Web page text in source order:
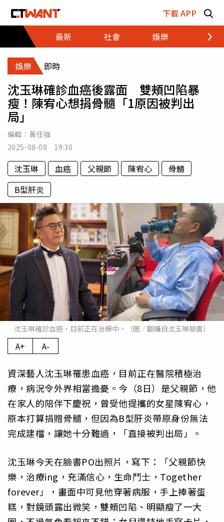
下載 APP
最新
社會 娛樂 財經
娛樂 即時
沈玉琳確診血癌後露面 雙頰凹陷暴
瘦！陳宥心想捐骨髓「1原因被判出
局」
編輯： 黃任強
2025-08-08 19:30
沈玉琳 血癌 父親節 陳宥心
骨髓
B型肝炎
沈玉琳確診血癌，目前正在治療中。（圖／翻攝自沈玉琳臉書）
A+ A-
資深藝人沈玉琳罹患血癌，目前正在醫院積極治
療，病況令外界相當擔憂。今（8日）是父親節，他
在家人的陪伴下慶祝，曾受他提攜的女星陳宥心，
原本打算捐贈骨髓，但因為B型肝炎帶原身份無法
完成建檔，讓她十分難過，「直接被判出局」。
沈玉琳今天在臉書PO出照片，寫下：「父親節快
樂，治療ing，充滿信心，生命鬥士，Together
forever」，畫面中可見他穿著病服，手上捧著蛋
糕，對鏡頭露出微笑，雙頰凹陷、明顯瘦了一大